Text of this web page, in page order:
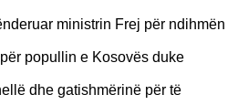
ministrin Frej për ndihmën
popullin e Kosovës duke
dhe gatishmërinë për të